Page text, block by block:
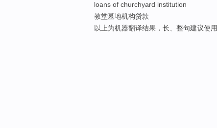
loans of churchyard institution
教堂墓地机构贷款
以上为机器翻译结果，长、整句建议使用